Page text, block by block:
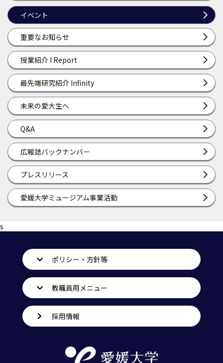
イベント
重要なお知らせ
授業紹介 I Report
最先端研究紹介 Infinity
未来の愛大生へ
Q&A
広報誌バックナンバー
プレスリリース
愛媛大学ミュージアム事業活動
s
ポリシー・方針等
教職員用メニュー
採用情報